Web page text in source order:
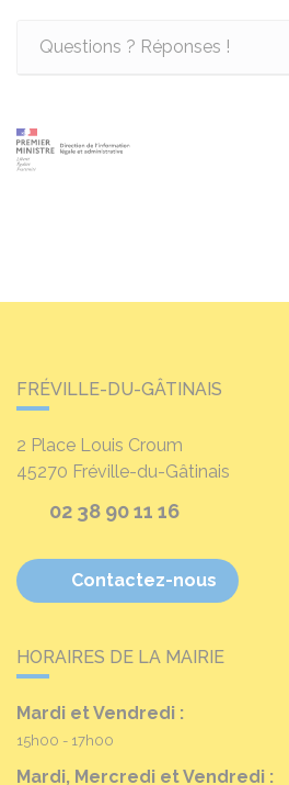
Questions ? Réponses !
FRÉVILLE-DU-GÂTINAIS
2 Place Louis Croum
45270 Fréville-du-Gâtinais
02 38 90 11 16
Contactez-nous
HORAIRES DE LA MAIRIE
Mardi et Vendredi :
15h00 - 17h00
Mardi, Mercredi et Vendredi :